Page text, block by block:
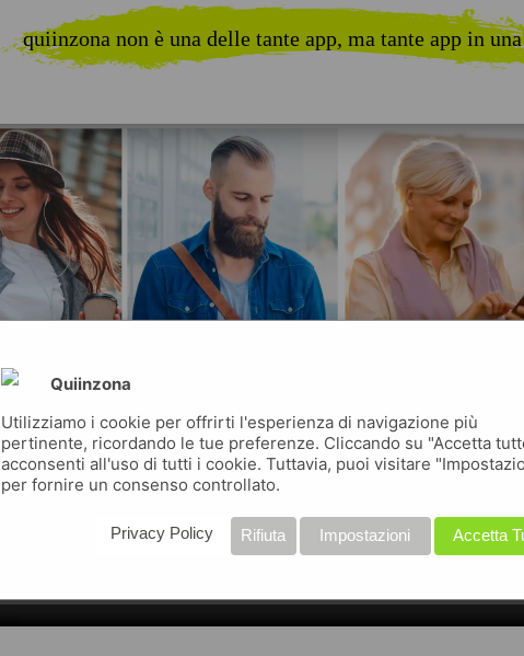
quiinzona non è una delle tante app, ma tante app in
Quiinzona
Utilizziamo i cookie per offrirti l'esperienza di navigazione più
pertinente, ricordando le tue preferenze. Cliccando su "Accetta
acconsenti all'uso di tutti i cookie. Tuttavia, puoi visitare
per fornire un consenso controllato.
Accetta
Impostazioni
Rifiuta
Privacy Policy